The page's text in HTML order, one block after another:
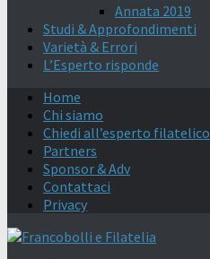
Annata 2019
Studi & Approfondimenti
Varietà & Errori
L’Esperto risponde
Home
Chi siamo
Chiedi all’esperto filatelico
Partners
Sponsor & Adv
Contattaci
Privacy